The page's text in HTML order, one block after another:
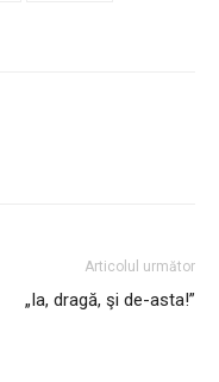
Articolul următor
„Ia, dragă, şi de-asta!”